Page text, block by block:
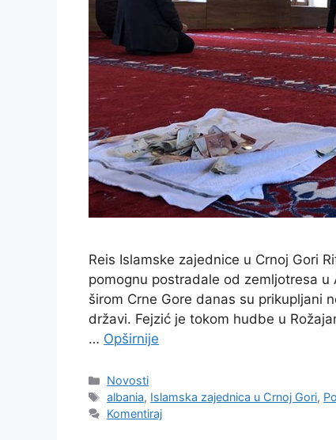
Reis Islamske zajednice u Crnoj Gori
pomognu postradale od zemljotresa
širom Crne Gore danas su prikupljani
državi. Fejzić je tokom hudbe u
… Opširnije
Kategorije
Novosti
Oznake
albania, Islamska zajednica u Crnoj Gori,
Komentiraj